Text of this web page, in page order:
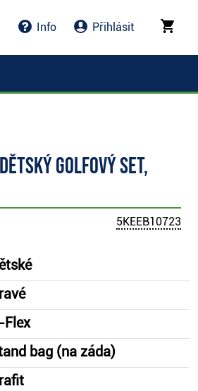
Info Přihlásit
dětský golfový set,
5KEEB10723
bag (na záda)